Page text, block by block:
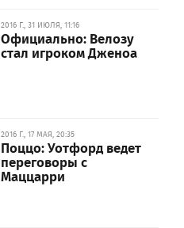
2016 Г., 31 ИЮЛЯ, 11:16
Официально: Велозу
стал игроком Дженоа
2016 Г., 17 МАЯ, 20:35
Поццо: Уотфорд ведет
переговоры с
Маццарри